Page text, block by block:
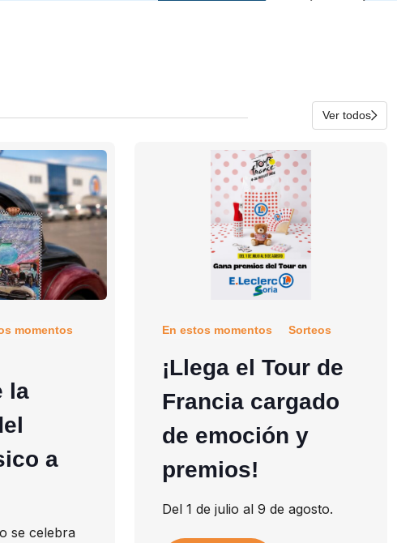
Ver todos
momentos
la
a
se celebra
En estos momentos Sorteos
¡Llega el Tour de
Francia cargado
de emoción y
premios!
Del 1 de julio al 9 de agosto.